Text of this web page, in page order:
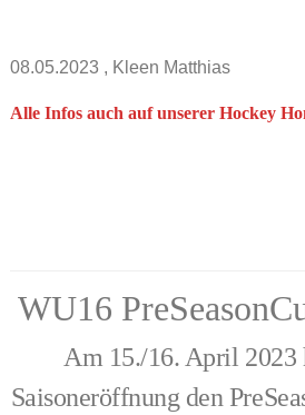
08.05.2023 , Kleen Matthias
Alle Infos auch auf unserer Hockey
WU16
Am 15./16. April 2023
Saisoneröffnung den